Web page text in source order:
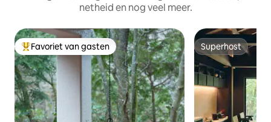
netheid en nog veel meer.
Topfavoriet van gasten
Favoriet van gasten Superhost
Superhost